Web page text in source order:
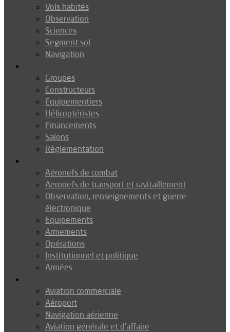
Vols habités
Observation
Sciences
Segment sol
Navigation
Groupes
Constructeurs
Equipementiers
Hélicoptéristes
Financements
Salons
Réglementation
Aéronefs de combat
Aeronefs de transport et ravitaillement
Observation, renseignements et guerre
électronique
Equipements
Armements
Opérations
Institutionnel et politique
Armées
Aviation commerciale
Aéroport
Navigation aérienne
Aviation générale et d’affaire